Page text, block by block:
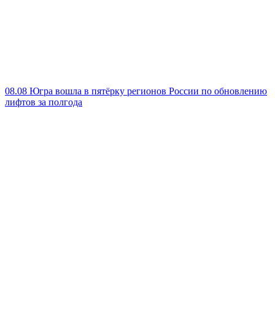
08.08 Югра вошла в пятёрку регионов России по обновлению
лифтов за полгода